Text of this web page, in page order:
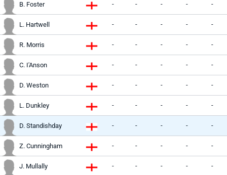
B. Foster - - - - -
L. Hartwell - - - - -
R. Morris - - - - -
C. I'Anson - - - - -
D. Weston - - - - -
L. Dunkley - - - - -
D. Standishday - - - - -
Z. Cunningham - - - - -
J. Mullally - - - - -